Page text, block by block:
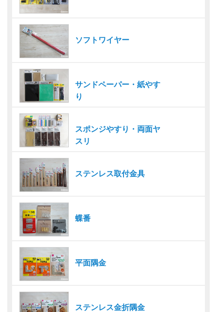
ソフトワイヤー
サンドペーパー・紙やす
り
スポンジやすり・両面ヤ
スリ
ステンレス取付金具
蝶番
平面隅金
ステンレス金折隅金